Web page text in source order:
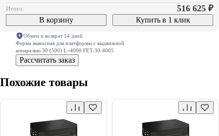
Итого: 516 625 ₽
В корзину Купить в 1 клик
Обмен и возврат 14 дней
Ферма выносная для платформы с выдвижной
аппарелью 30 (500) L=4000 FET-30-4005
Рассчитать заказ
Похожие товары